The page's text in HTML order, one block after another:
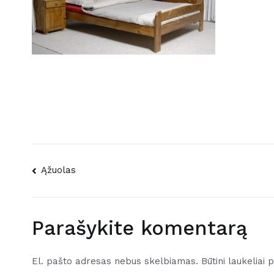
Navigacija
įrašų
Ąžuolas
Parašykite komentarą
El. pašto adresas nebus skelbiamas. Būtini laukeliai